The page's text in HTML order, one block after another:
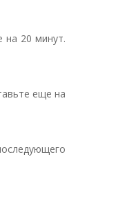
на 20 минут.
еще на